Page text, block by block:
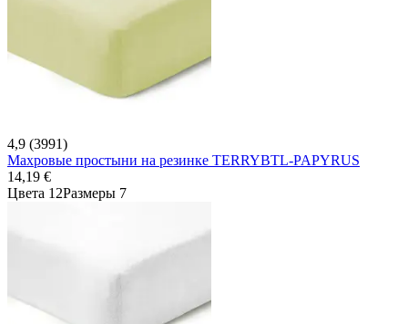
4,9 (3991)
Махровые простыни на резинке TERRYBTL-PAPYRUS
14,19 €
Цвета 12Размеры 7